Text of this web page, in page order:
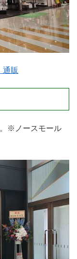
通販
※ノースモール